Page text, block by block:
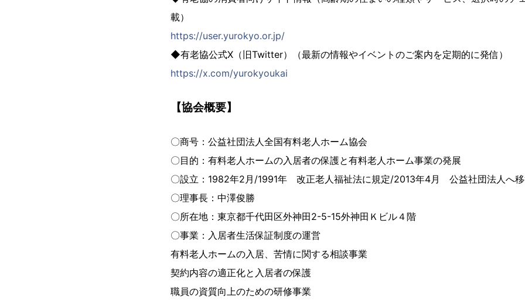
載）
https://user.yurokyo.or.jp/
◆有老協公式X（旧Twitter）（最新の情報やイベントのご案内を定期的に発信）
https://x.com/yurokyoukai
【協会概要】
〇商号：公益社団法人全国有料老人ホーム協会
〇目的：有料老人ホームの入居者の保護と有料老人ホーム事業の発展
〇設立：1982年2月/1991年 改正老人福祉法に規定/2013年4月 公益社団法人へ
〇理事長：中澤俊勝
〇所在地：東京都千代田区外神田2-5-15外神田Ｋビル４階
〇事業：入居者生活保証制度の運営
有料老人ホームの入居、苦情に関する相談事業
契約内容の適正化と入居者の保護
職員の資質向上のための研修事業